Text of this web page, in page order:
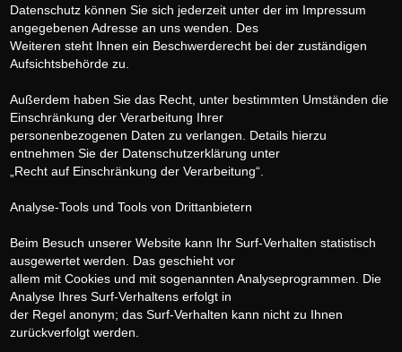
Datenschutz können Sie sich jederzeit unter der im Impressum
angegebenen Adresse an uns wenden. Des
Weiteren steht Ihnen ein Beschwerderecht bei der zuständigen
Aufsichtsbehörde zu.
Außerdem haben Sie das Recht, unter bestimmten Umständen die
Einschränkung der Verarbeitung Ihrer
personenbezogenen Daten zu verlangen. Details hierzu
entnehmen Sie der Datenschutzerklärung unter
„Recht auf Einschränkung der Verarbeitung“.
Analyse-Tools und Tools von Drittanbietern
Beim Besuch unserer Website kann Ihr Surf-Verhalten statistisch
ausgewertet werden. Das geschieht vor
allem mit Cookies und mit sogenannten Analyseprogrammen. Die
Analyse Ihres Surf-Verhaltens erfolgt in
der Regel anonym; das Surf-Verhalten kann nicht zu Ihnen
zurückverfolgt werden.